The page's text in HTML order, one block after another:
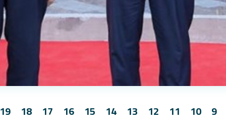
9
10
11
12
13
14
15
16
17
18